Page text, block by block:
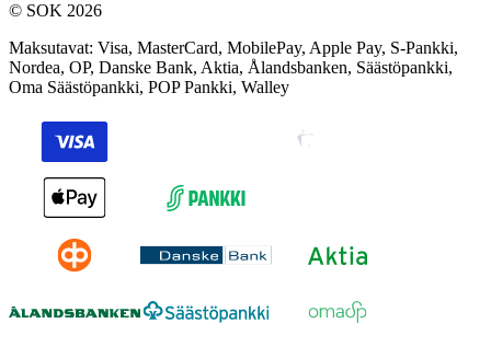
© SOK 2026
Maksutavat: Visa, MasterCard, MobilePay, Apple Pay, S-Pankki,
Nordea, OP, Danske Bank, Aktia, Ålandsbanken, Säästöpankki,
Oma Säästöpankki, POP Pankki, Walley